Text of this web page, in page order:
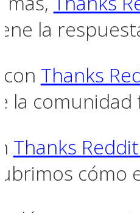
la
Thanks
la
Thanks
cómo